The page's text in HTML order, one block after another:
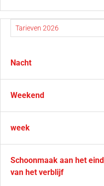
Nacht
Weekend
week
Schoonmaak aan het eind
van het verblijf